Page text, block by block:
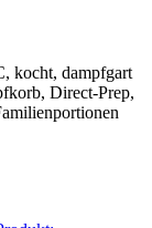
kocht, dampfgart
Direct-Prep,